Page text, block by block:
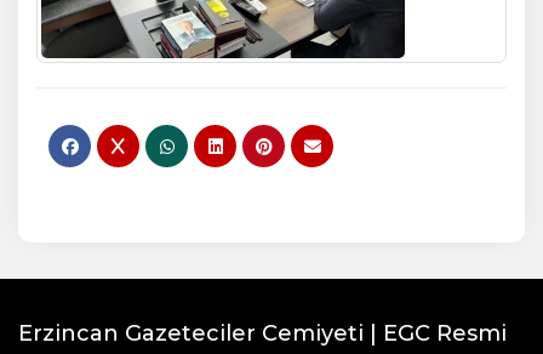
Erzincan Gazeteciler Cemiyeti | EGC Resmi